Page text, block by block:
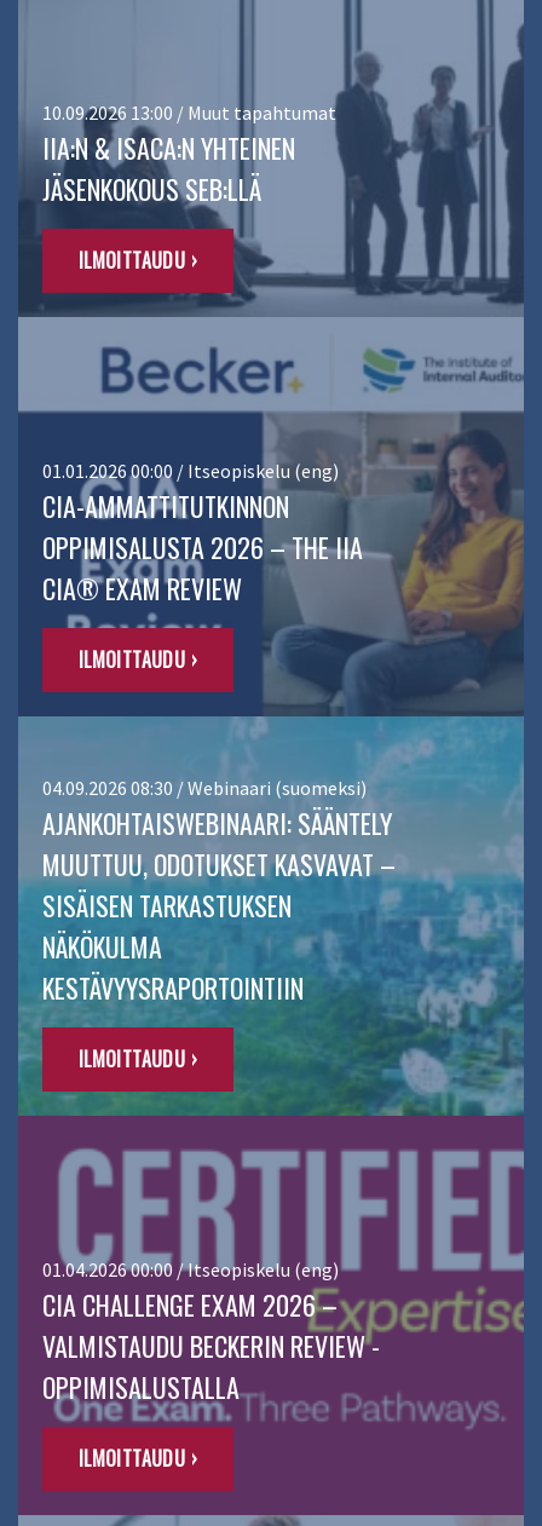
10.09.2026 13:00 / Muut tapahtumat
IIA:N & ISACA:N YHTEINEN
JÄSENKOKOUS SEB:LLÄ
ILMOITTAUDU ›
01.01.2026 00:00 / Itseopiskelu (eng)
CIA-AMMATTITUTKINNON
OPPIMISALUSTA 2026 – THE IIA
CIA® EXAM REVIEW
ILMOITTAUDU ›
04.09.2026 08:30 / Webinaari (suomeksi)
AJANKOHTAISWEBINAARI: SÄÄNTELY
MUUTTUU, ODOTUKSET KASVAVAT –
SISÄISEN TARKASTUKSEN
NÄKÖKULMA
KESTÄVYYSRAPORTOINTIIN
ILMOITTAUDU ›
01.04.2026 00:00 / Itseopiskelu (eng)
CIA CHALLENGE EXAM 2026 –
VALMISTAUDU BECKERIN REVIEW -
OPPIMISALUSTALLA
ILMOITTAUDU ›